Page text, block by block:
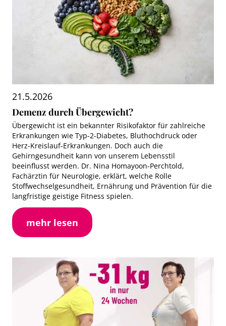
21.5.2026
Demenz durch Übergewicht?
Übergewicht ist ein bekannter Risikofaktor für zahlreiche
Erkrankungen wie Typ-2-Diabetes, Bluthochdruck oder
Herz-Kreislauf-Erkrankungen. Doch auch die
Gehirngesundheit kann von unserem Lebensstil
beeinflusst werden. Dr. Nina Homayoon-Perchtold,
Fachärztin für Neurologie, erklärt, welche Rolle
Stoffwechselgesundheit, Ernährung und Prävention für die
langfristige geistige Fitness spielen.
mehr lesen